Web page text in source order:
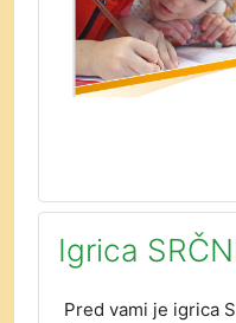
Igrica
Pred vami je igrica